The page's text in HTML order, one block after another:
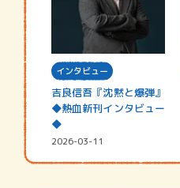
インタビュー
吉良信吾『沈黙と爆弾』
◆熱血新刊インタビュー
◆
2026-03-11